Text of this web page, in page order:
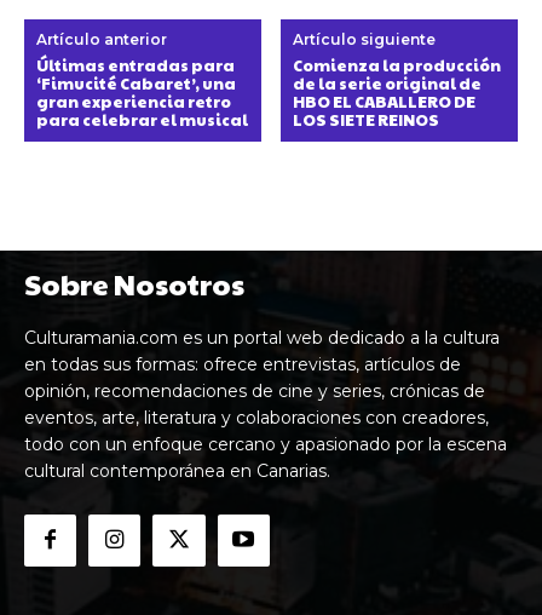
Artículo anterior
Últimas entradas para
‘Fimucité Cabaret’, una
gran experiencia retro
para celebrar el musical
Artículo siguiente
Comienza la producción
de la serie original de
HBO EL CABALLERO DE
LOS SIETE REINOS
Sobre Nosotros
Culturamania.com es un portal web dedicado a la cultura
en todas sus formas: ofrece entrevistas, artículos de
opinión, recomendaciones de cine y series, crónicas de
eventos, arte, literatura y colaboraciones con creadores,
todo con un enfoque cercano y apasionado por la escena
cultural contemporánea en Canarias.